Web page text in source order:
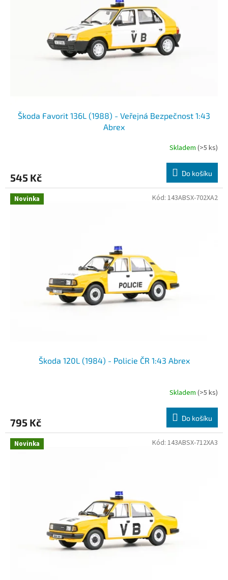
Škoda Favorit 136L (1988) - Veřejná Bezpečnost 1:43
Abrex
Skladem (>5 ks)
545 Kč Do košíku
Novinka
Škoda 120L (1984) - Policie ČR 1:43 Abrex
Skladem (>5 ks)
795 Kč Do košíku
Kód: 143ABSX-702XA2
Novinka Kód: 143ABSX-712XA3